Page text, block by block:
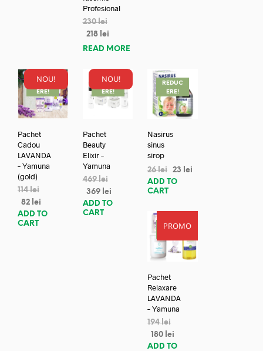
Profesional
230lei
218 lei
READ MORE
NOU!
REDUC
ERE!
Pachet
Cadou
LAVANDA
– Yamuna
(gold)
114lei
82 lei
ADD TO
CART
NOU!
REDUC
ERE!
Pachet
Beauty
Elixir –
Yamuna
469lei
369 lei
ADD TO
CART
REDUC
ERE!
Nasirus
sinus
sirop
26lei 23
lei
ADD TO
CART
PROMO
REDUC
Pachet
Relaxare
LAVANDA
– Yamuna
194lei
180 lei
ADD TO